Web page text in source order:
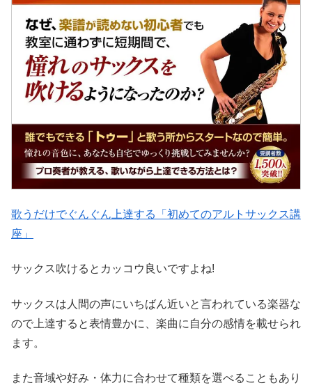
歌うだけでぐんぐん上達する「初めてのアルトサックス講
座」
サックス吹けるとカッコウ良いですよね!
サックスは人間の声にいちばん近いと言われている楽器な
ので上達すると表情豊かに、楽曲に自分の感情を載せられ
ます。
また音域や好み・体力に合わせて種類を選べることもあり